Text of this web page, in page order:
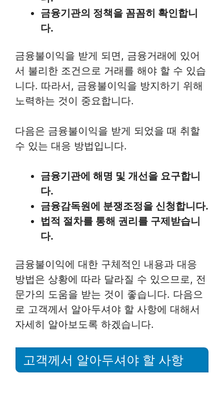
금융기관의 정책을 꼼꼼히 확인합니
다.
금융불이익을 받게 되면, 금융거래에 있어
서 불리한 조건으로 거래를 해야 할 수 있습
니다. 따라서, 금융불이익을 방지하기 위해
노력하는 것이 중요합니다.
다음은 금융불이익을 받게 되었을 때 취할
수 있는 대응 방법입니다.
금융기관에 해명 및 개선을 요구합니
다.
금융감독원에 분쟁조정을 신청합니다.
법적 절차를 통해 권리를 구제받습니
다.
금융불이익에 대한 구체적인 내용과 대응
방법은 상황에 따라 달라질 수 있으므로, 전
문가의 도움을 받는 것이 좋습니다. 다음으
로 고객께서 알아두셔야 할 사항에 대해서
자세히 알아보도록 하겠습니다.
고객께서 알아두셔야 할 사항